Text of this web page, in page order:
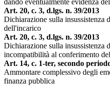
dando eventualmente evidenza
Art. 20, c. 3, d.lgs. n. 39/2013
Dichiarazione sulla insussistenza
dell'incarico
Art. 20, c. 3, d.lgs. n. 39/2013
Dichiarazione sulla insussistenza
incompatibilità al conferimento
Art. 14, c. 1-ter, secondo
Ammontare complessivo degli
finanza pubblica